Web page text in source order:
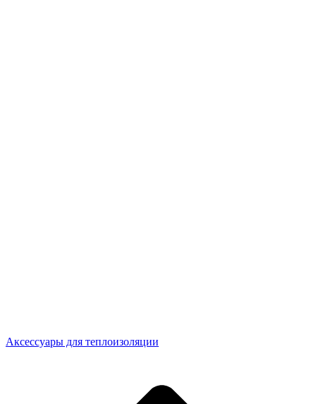
Аксессуары для теплоизоляции